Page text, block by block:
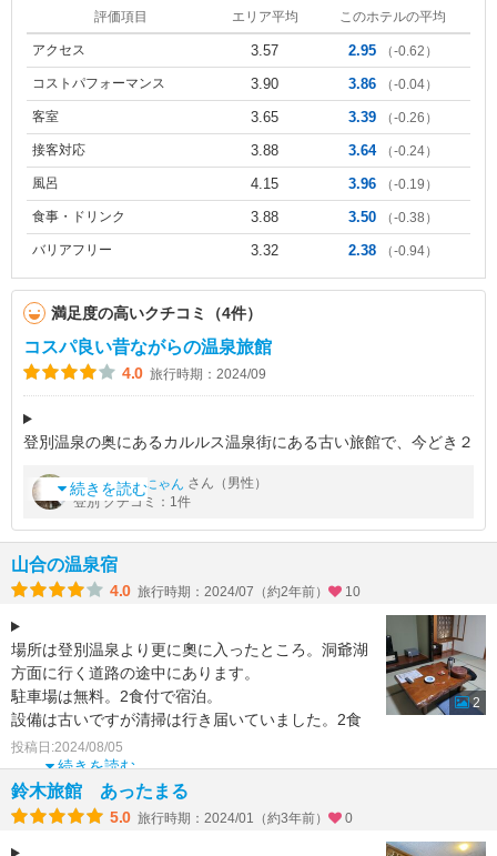
評価項目 エリア平均 このホテルの平均
アクセス 3.57 2.95 （-0.62）
コストパフォーマンス 3.90 3.86 （-0.04）
客室 3.65 3.39 （-0.26）
接客対応 3.88 3.64 （-0.24）
風呂 4.15 3.96 （-0.19）
食事・ドリンク 3.88 3.50 （-0.38）
バリアフリー 3.32 2.38 （-0.94）
満足度の高いクチコミ（4件）
コスパ良い昔ながらの温泉旅館
4.0 旅行時期：2024/09
登別温泉の奥にあるカルルス温泉街にある古い旅館で、今どき２
ウォシュレット対応、温泉は源泉かけ流し。登別の近くながら、
泉質は意外に単純泉。24
続きを読む
byヤムヤムにゃん さん（男性）
登別 クチコミ：1件
山合の温泉宿
4.0 旅行時期：2024/07（約2年前） 10
場所は登別温泉より更に奧に入ったところ。洞爺湖
方面に行く道路の途中にあります。
駐車場は無料。2食付で宿泊。
設備は古いですが清掃は行き届いていました。2食
付でも8千円程度でしたのでお得感ありまし
続きを読む
投稿日:2024/08/05
2
鈴木旅館 あったまる
5.0 旅行時期：2024/01（約3年前） 0